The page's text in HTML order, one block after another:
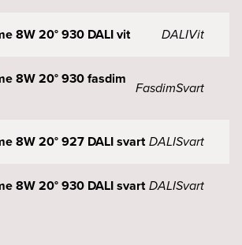
8W 20° 930 DALI vit DALIVit
8W 20° 930 fasdim
FasdimSvart
8W 20° 927 DALI svart DALISvart
8W 20° 930 DALI svart DALISvart